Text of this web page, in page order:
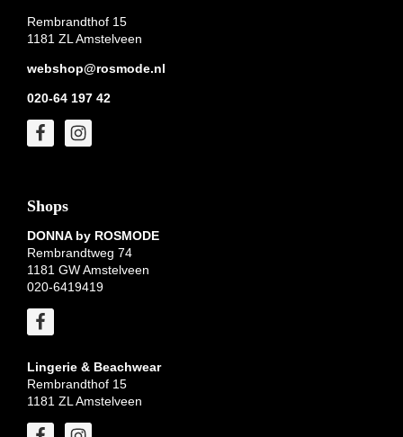
Rembrandthof 15
1181 ZL Amstelveen
webshop@rosmode.nl
020-64 197 42
Shops
DONNA by ROSMODE
Rembrandtweg 74
1181 GW Amstelveen
020-6419419
Lingerie & Beachwear
Rembrandthof 15
1181 ZL Amstelveen